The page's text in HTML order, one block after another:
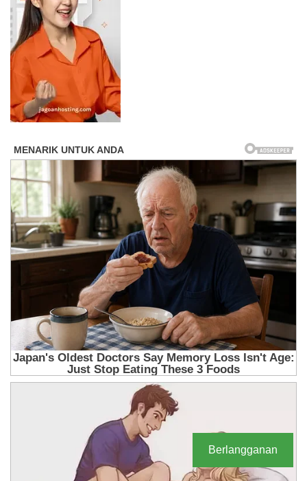
Berlangganan